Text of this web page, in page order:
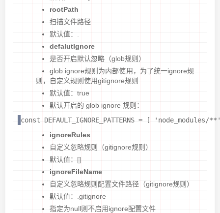
rootPath
扫描文件路径
默认值：.
defalutIgnore
是否开启默认忽略（glob规则）
glob ignore规则为内部使用，为了统一ignore规
则，自定义规则使用gitignore规则
默认值：true
默认开启的 glob ignore 规则：
const DEFAULT_IGNORE_PATTERNS = [
ignoreRules
自定义忽略规则（gitignore规则）
默认值：[]
ignoreFileName
自定义忽略规则配置文件路径（gitignore规则）
默认值：.gitignore
指定为null则不启用ignore配置文件